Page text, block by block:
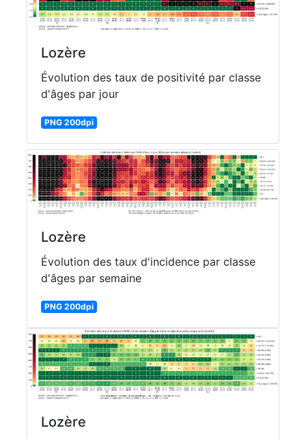
Lozère
Évolution des taux de positivité par classe
d'âges par jour
PNG 200dpi
Lozère
Évolution des taux d'incidence par classe
d'âges par semaine
PNG 200dpi
Lozère